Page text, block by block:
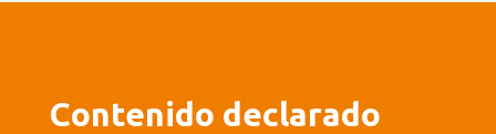
Contenido declarado